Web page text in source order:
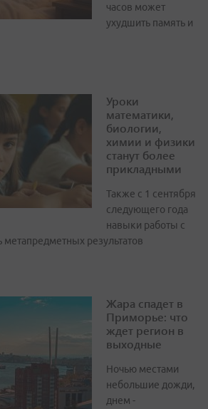
часов может
ухудшить память и
Уроки
математики,
биологии,
химии и физики
станут более
прикладными
Также с 1 сентября
следующего года
навыки работы с
результатов
Жара спадет в
Приморье: что
ждет регион в
выходные
Ночью местами
небольшие дожди,
днем -